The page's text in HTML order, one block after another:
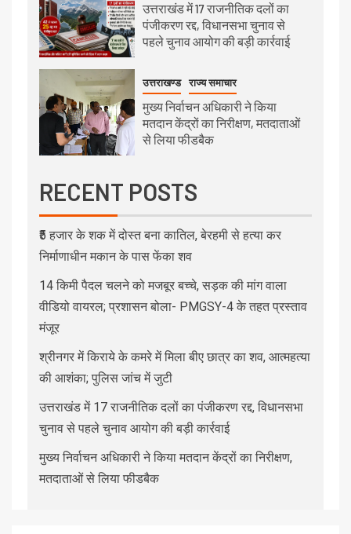
उत्तराखंड में 17 राजनीतिक दलों का
पंजीकरण रद्द, विधानसभा चुनाव से
पहले चुनाव आयोग की बड़ी कार्रवाई
उत्तराखण्ड राज्य समाचार
मुख्य निर्वाचन अधिकारी ने किया
मतदान केंद्रों का निरीक्षण, मतदाताओं
से लिया फीडबैक
RECENT POSTS
₹5 हजार के शक में दोस्त बना कातिल, बेरहमी से हत्या कर
निर्माणाधीन मकान के पास फेंका शव
14 किमी पैदल चलने को मजबूर बच्चे, सड़क की मांग वाला
वीडियो वायरल; प्रशासन बोला- PMGSY-4 के तहत प्रस्ताव
मंजूर
श्रीनगर में किराये के कमरे में मिला बीए छात्र का शव, आत्महत्या
की आशंका; पुलिस जांच में जुटी
उत्तराखंड में 17 राजनीतिक दलों का पंजीकरण रद्द, विधानसभा
चुनाव से पहले चुनाव आयोग की बड़ी कार्रवाई
मुख्य निर्वाचन अधिकारी ने किया मतदान केंद्रों का निरीक्षण,
मतदाताओं से लिया फीडबैक